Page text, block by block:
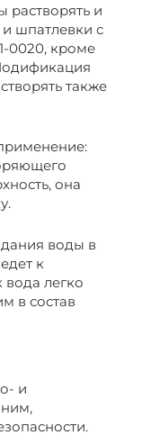
растворять и
шпатлевки с
0020, кроме
также
она
воды в
к
вода легко
в состав
и